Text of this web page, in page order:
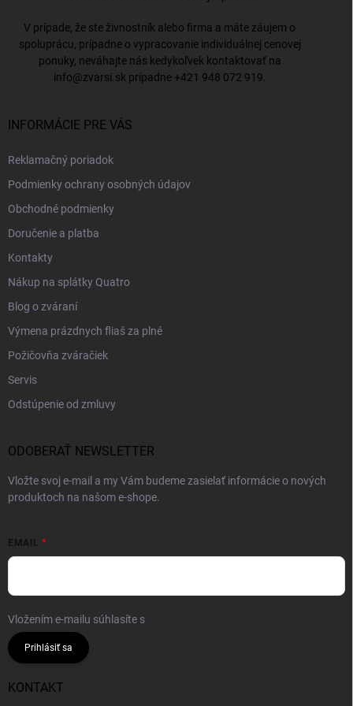
V prípade, že ste živnostník alebo firma a máte záujem o
spoluprácu, prípadne o vypracovanie individuálnej cenovej
ponuky, neváhajte nás kedykoľvek kontaktovať na
info@zvarsi.sk prípadne +421 948 072 919
INFORMÁCIE PRE VÁS
Reklamačný poriadok
Podmienky ochrany osobných údajov
Obchodné podmienky
Doručenie a platba
Kontakty
Nákup na splátky Quatro
Blog o zváraní
Výmena prázdnych fliaš za plné
Požičovňa zváračiek
Servis
Odstúpenie od zmluvy
ODOBERAŤ NEWSLETTER
Vložte svoj e-mail a my Vám budeme zasielať informácie o nových
produktoch na našom e-shope.
EMAIL
Vložením e-mailu súhlasíte s
Prihlásiť sa
KONTAKT